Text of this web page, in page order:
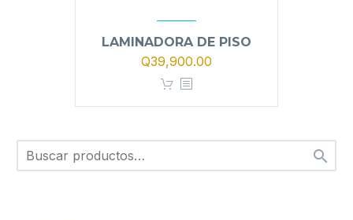
LAMINADORA DE PISO
Q39,900.00
